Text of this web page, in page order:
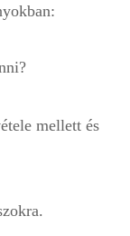
mellett és